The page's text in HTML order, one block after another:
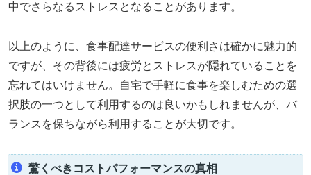
中でさらなるストレスとなることがあります。
以上のように、食事配達サービスの便利さは確かに魅力的
ですが、その背後には疲労とストレスが隠れていることを
忘れてはいけません。自宅で手軽に食事を楽しむための選
択肢の一つとして利用するのは良いかもしれませんが、バ
ランスを保ちながら利用することが大切です。
驚くべきコストパフォーマンスの真相